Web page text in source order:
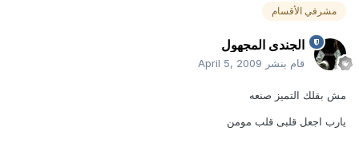
مشرفي الأقسام
الجندى المجهول
قام بنشر April 5, 2009
مش بقلك التميز صنعه
يارب اجعل قلبى قلب مومن